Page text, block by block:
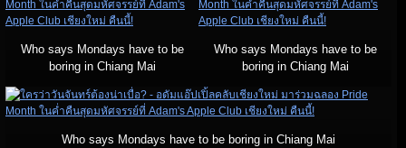
Who says Mondays have to be
boring in Chiang Mai
Who says Mondays have to be
boring in Chiang Mai
Who says Mondays have to be boring in Chiang Mai